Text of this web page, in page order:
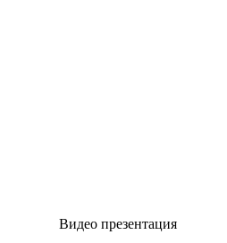
Видео презентация